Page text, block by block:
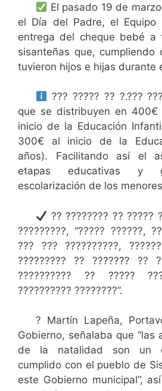
El pasado 19 de
el Día del Padre, el Equipo
entrega del cheque bebé a
sisanteñas que, cumpliendo
tuvieron hijos e hijas durante
??? ????? ?? ?.???
que se distribuyen en
inicio de la Educación
300€ al inicio de la
años). Facilitando así el
etapas educativas y
escolarización de los
?? ???????? ?? ?????
?????????, “????? ??????,
??? ??? ??????????,
????????? ?? ??????? ??
?????????? ?? ?????
?????????? ????????”.
? Martín Lapeña,
Gobierno, señalaba que “las
de la natalidad son un
cumplido con el pueblo de
este Gobierno municipal”,